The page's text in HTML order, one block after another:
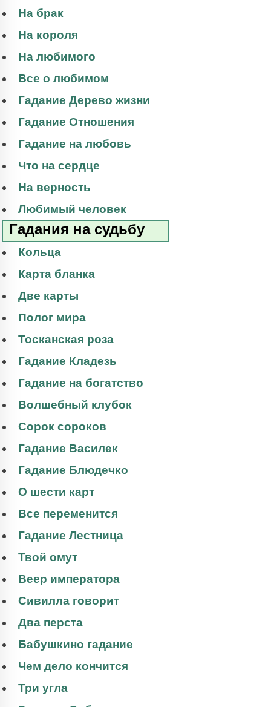
На брак
На короля
На любимого
Все о любимом
Гадание Дерево жизни
Гадание Отношения
Гадание на любовь
Что на сердце
На верность
Любимый человек
Гадания на судьбу
Кольца
Карта бланка
Две карты
Полог мира
Тосканская роза
Гадание Кладезь
Гадание на богатство
Волшебный клубок
Сорок сороков
Гадание Василек
Гадание Блюдечко
О шести карт
Все переменится
Гадание Лестница
Твой омут
Веер императора
Сивилла говорит
Два перста
Бабушкино гадание
Чем дело кончится
Три угла